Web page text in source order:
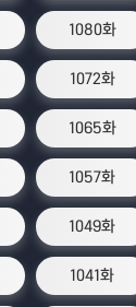
1080화
1072화
1065화
1057화
1049화
1041화